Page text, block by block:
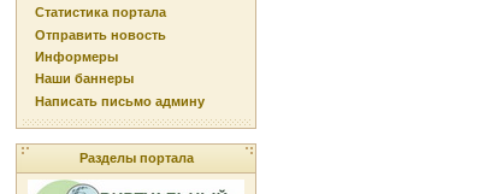
Статистика портала
Отправить новость
Информеры
Наши баннеры
Написать письмо админу
Разделы портала